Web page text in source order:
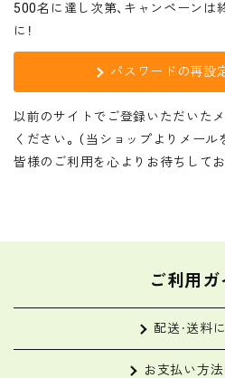
500名に達し次第、キャンペーンは
に！
パスワードの再設
以前のサイトでご登録いただいた
ください。（当ショップよりメール
皆様のご利用を心よりお待ちしてお
ご利用ガ
配送・送料
お支払い方